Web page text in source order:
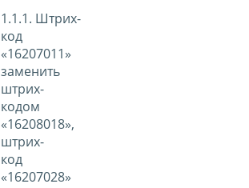
1.1.1. Штрих-
код
«16207011»
заменить
штрих-
кодом
«16208018»,
штрих-
код
«16207028»